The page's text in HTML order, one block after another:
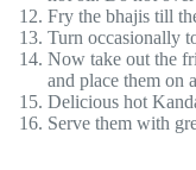
Fry the bhajis till
Turn occasionally
Now take out the
and place them on
Delicious hot
Serve them with